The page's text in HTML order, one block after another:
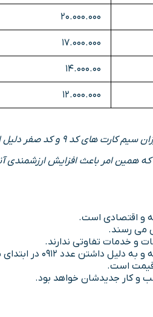
20.000.000
17.000.000
14.000.00
12.000.000
اگر به طور خلاصه بخواهیم به
می رسند.